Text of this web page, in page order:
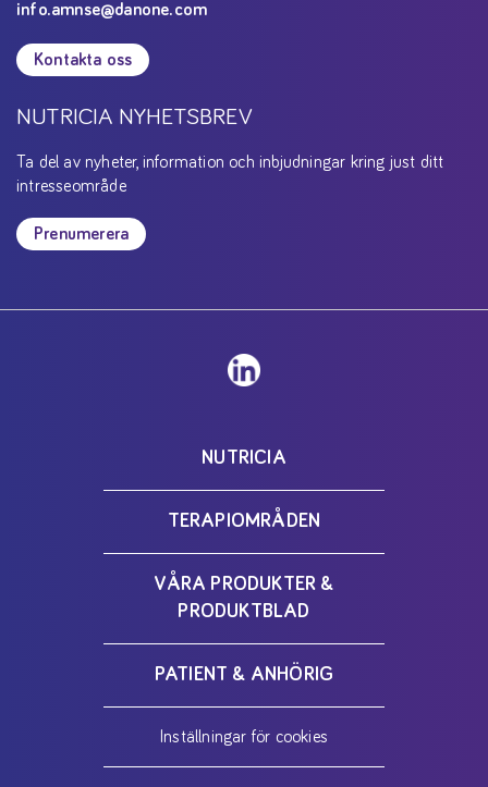
info.amnse@danone.com
Kontakta oss
NUTRICIA NYHETSBREV
Ta del av nyheter, information och inbjudningar kring just ditt
intresseområde
Prenumerera
NUTRICIA
TERAPIOMRÅDEN
VÅRA PRODUKTER &
PRODUKTBLAD
PATIENT & ANHÖRIG
Inställningar för cookies